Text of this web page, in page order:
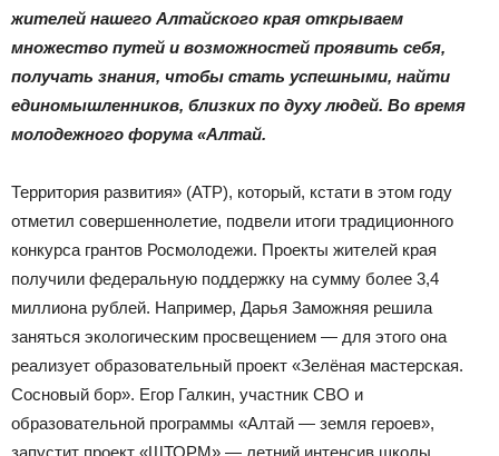
район
жителей нашего Алтайского края открываем
множество путей и возможностей проявить себя,
получать знания, чтобы стать успешными, найти
единомышленников, близких по духу людей. Во время
молодежного форума «Алтай.
Территория развития» (АТР), который, кстати в этом году
отметил совершеннолетие, подвели итоги традиционного
конкурса грантов Росмолодежи. Проекты жителей края
получили федеральную поддержку на сумму более 3,4
миллиона рублей. Например, Дарья Заможняя решила
заняться экологическим просвещением — для этого она
реализует образовательный проект «Зелёная мастерская.
Сосновый бор». Егор Галкин, участник СВО и
образовательной программы «Алтай — земля героев»,
запустит проект «ШТОРМ» — летний интенсив школы